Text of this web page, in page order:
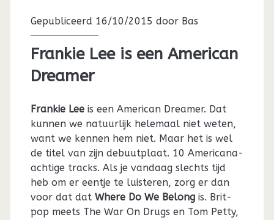
Gepubliceerd 16/10/2015 door Bas
Frankie Lee is een American
Dreamer
Frankie Leeis een American Dreamer. Dat
kunnen we natuurlijk helemaal niet weten,
want we kennen hem niet. Maar het is wel
de titel van zijn debuutplaat. 10 Americana-
achtige tracks. Als je vandaag slechts tijd
heb om er eentje te luisteren, zorg er dan
voor dat dat Where Do We Belongis. Brit-
pop meets The War On Drugs en Tom Petty,